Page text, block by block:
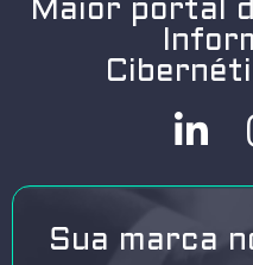
Maior portal
Sua marca